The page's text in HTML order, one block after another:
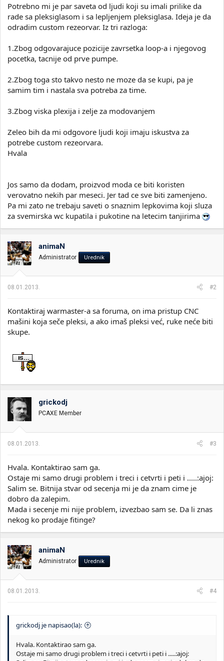
j
a
Potrebno mi je par saveta od ljudi koji su imali prilike da
rade sa pleksiglasom i sa lepljenjem pleksiglasa. Ideja je da
odradim custom rezeorvar. Iz tri razloga:
1.Zbog odgovarajuce pozicije zavrsetka loop-a i njegovog
pocetka, tacnije od prve pumpe.
2.Zbog toga sto takvo nesto ne moze da se kupi, pa je
samim tim i nastala sva potreba za time.
3.Zbog viska plexija i zelje za modovanjem
Zeleo bih da mi odgovore ljudi koji imaju iskustva za
potrebe custom rezeorvara.
Hvala
Jos samo da dodam, proizvod moda ce biti koristen
verovatno nekih par meseci. Jer tad ce sve biti zamenjeno.
Pa mi zato ne trebaju saveti o snaznim lepkovima koji sluza
za svemirska wc kupatila i pukotine na letecim tanjirima
animaN
Administrator Urednik
08.01.2013. #2
Kontaktiraj warmaster-a sa foruma, on ima pristup CNC
mašini koja seče pleksi, a ako imaš pleksi već, ruke neće biti
skupe.
grickodj
PCAXE Member
08.01.2013. #3
Hvala. Kontaktirao sam ga.
Ostaje mi samo drugi problem i treci i cetvrti i peti i .....:ajoj:
Salim se. Bitnija stvar od secenja mi je da znam cime je
dobro da zalepim.
Mada i secenje mi nije problem, izvezbao sam se. Da li znas
nekog ko prodaje fitinge?
animaN
Administrator Urednik
08.01.2013. #4
grickodj je napisao(la):
Hvala. Kontaktirao sam ga.
Ostaje mi samo drugi problem i treci i cetvrti i peti i .....:ajoj: